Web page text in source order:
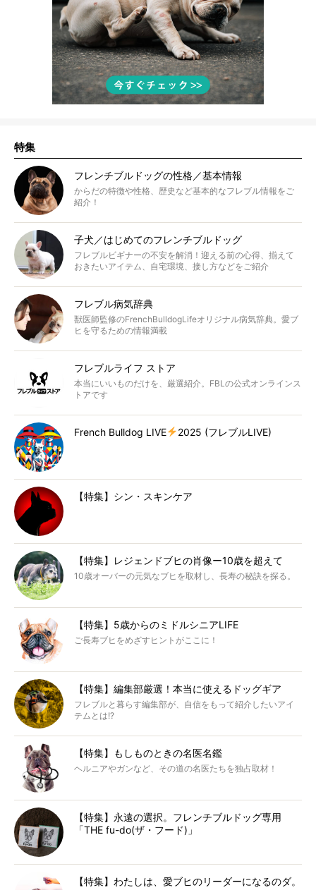
特集
フレンチブルドッグの性格／基本情報
からだの特徴や性格、歴史など基本的なフレブル情報をご
紹介！
子犬／はじめてのフレンチブルドッグ
フレブルビギナーの不安を解消！迎える前の心得、揃えて
おきたいアイテム、自宅環境、接し方などをご紹介
フレブル病気辞典
獣医師監修のFrenchBulldogLifeオリジナル病気辞典。愛ブ
ヒを守るための情報満載
フレブルライフ ストア
本当にいいものだけを、厳選紹介。FBLの公式オンラインス
トアです
French Bulldog LIVE 2025 (フレブルLIVE)
【特集】シン・スキンケア
【特集】レジェンドブヒの肖像ー10歳を超えて
10歳オーバーの元気なブヒを取材し、長寿の秘訣を探る。
【特集】5歳からのミドルシニアLIFE
ご長寿ブヒをめざすヒントがここに！
【特集】編集部厳選！本当に使えるドッグギア
フレブルと暮らす編集部が、自信をもって紹介したいアイ
テムとは!?
【特集】もしものときの名医名鑑
ヘルニアやガンなど、その道の名医たちを独占取材！
【特集】永遠の選択。フレンチブルドッグ専用
「THE fu-do(ザ・フード)」
【特集】わたしは、愛ブヒのリーダーになるのダ。